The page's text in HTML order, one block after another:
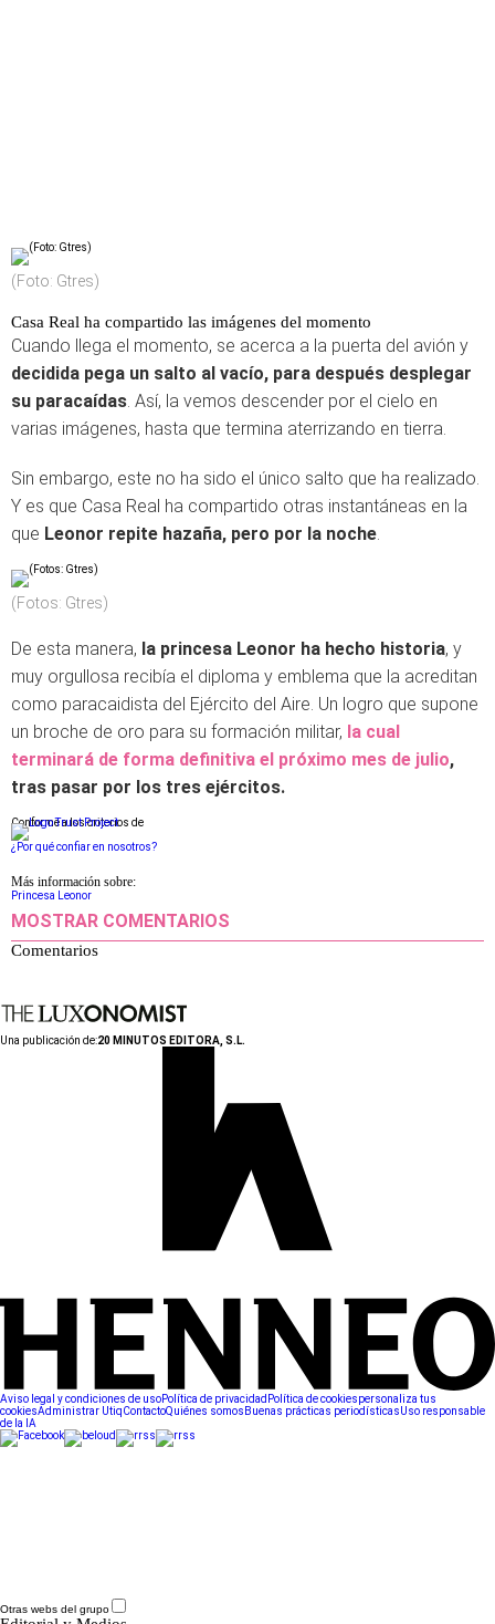
(Foto: Gtres)
Casa Real ha compartido las imágenes del momento
Cuando llega el momento, se acerca a la puerta del avión y
decidida pega un salto al vacío, para después desplegar
su paracaídas . Así, la vemos descender por el cielo en
varias imágenes, hasta que termina aterrizando en tierra.
Sin embargo, este no ha sido el único salto que ha realizado.
Y es que Casa Real ha compartido otras instantáneas en la
que Leonor repite hazaña, pero por la noche
(Fotos: Gtres)
De esta manera, la princesa Leonor ha hecho historia, y
muy orgullosa recibía el diploma y emblema que la acreditan
como paracaidista del Ejército del Aire. Un logro que supone
un broche de oro para su formación militar, la cual
terminará de forma definitiva el próximo mes de julio,
tras pasar por los tres ejércitos.
Conforme a los criterios de
¿Por qué confiar en nosotros?
Más información sobre:
Princesa Leonor
MOSTRAR COMENTARIOS
Comentarios
Una publicación de:20 MINUTOS EDITORA, S.L.
Aviso legal y condiciones de usoPolítica de privacidad Política de cookiespersonaliza tus
cookiesAdministrar UtiqContactoQuiénes somos Buenas prácticas periodísticasUso responsable
de la IA
Otras webs del grupo